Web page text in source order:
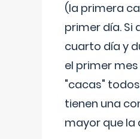
(la primera
primer día. Si
cuarto día y
el primer
"cacas"
tienen una
mayor que la